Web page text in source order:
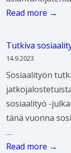
u
n
t
a
a
n
d
n
v
v
u
l
l
o
n
n
ä
t
y
t
u
t
k
i
m
u
k
K
r
j
o
i
t
j
Read more →
Tutkiva
14.9.2023
Sosiaalityön
sosiaalityö -
tänä vuonna
…
T
Read more →